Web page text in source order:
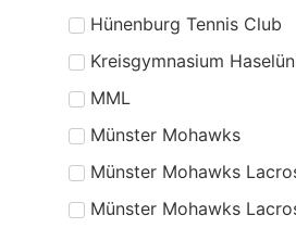
Hünenburg Tennis Club
Kreisgymnasium
MML
Münster Mohawks
Münster Mohawks
Münster Mohawks